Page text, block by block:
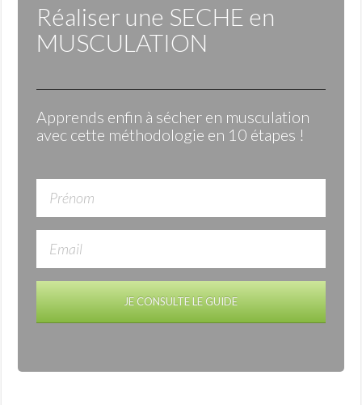
Réaliser une SECHE en
MUSCULATION
Apprends enfin à sécher en musculation
avec cette méthodologie en 10 étapes !
JE CONSULTE LE GUIDE